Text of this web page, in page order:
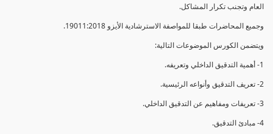
العام وتجنب تكرار المشاكل.
وجميع المحاضرات طبقا للمواصفة الاسترشادية الأيزو 19011:2018.
ويتضمن الكورس الموضوعات التالية:
1- أهمية التدقيق الداخلي وتعريفه.
2- تعريف التدقيق وأنواعه الرئيسية.
3- تعريفات ومفاهيم عن التدقيق الداخلي.
4- مبادئ التدقيق.